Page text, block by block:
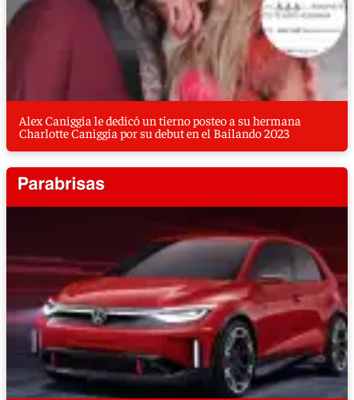
Alex Caniggia le dedicó un tierno posteo a su hermana
Charlotte Caniggia por su debut en el Bailando 2023